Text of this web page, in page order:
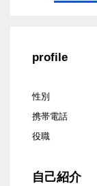
profile
性別
携帯電話
役職
自己紹介